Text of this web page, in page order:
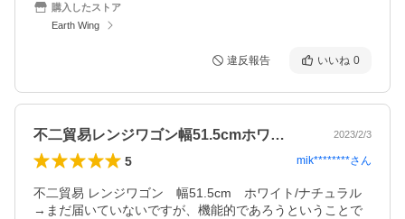
購入したストア
Earth Wing
違反報告 いいね 0
不二貿易レンジワゴン幅51.5cmホワ… 2023/2/3
5 mik********さん
不二貿易 レンジワゴン　幅51.5cm　ホワイト/ナチュラル
→まだ届いていないですが、機能的であろうということで